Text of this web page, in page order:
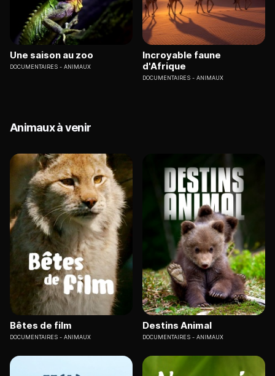
Une saison au zoo
DOCUMENTAIRES ANIMAUX
Incroyable faune
d'Afrique
DOCUMENTAIRES ANIMAUX
Animaux à venir
Bêtes de film
DOCUMENTAIRES ANIMAUX
Destins Animal
DOCUMENTAIRES ANIMAUX